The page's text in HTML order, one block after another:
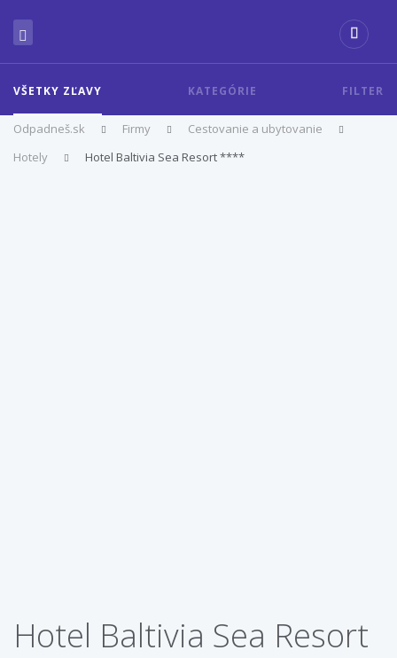
VŠETKY ZĽAVY KATEGÓRIE FILTER
Odpadneš.sk Firmy
Cestovanie a ubytovanie
Hotely
Hotel Baltivia Sea Resort ****
Hotel Baltivia Sea Resort